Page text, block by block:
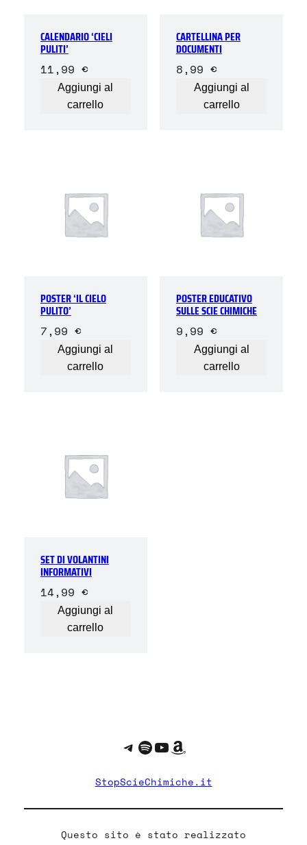
CALENDARIO ‘CIELI
PULITI’
11,99 €
Aggiungi al
carrello
CARTELLINA PER
DOCUMENTI
8,99 €
Aggiungi al
carrello
POSTER ‘IL CIELO
PULITO’
7,99 €
Aggiungi al
carrello
POSTER EDUCATIVO
SULLE SCIE CHIMICHE
9,99 €
Aggiungi al
carrello
SET DI VOLANTINI
INFORMATIVI
14,99 €
Aggiungi al
carrello
Telegram
Spotify
YouTube
Amazon
StopScieChimiche.it
Questo sito è stato realizzato